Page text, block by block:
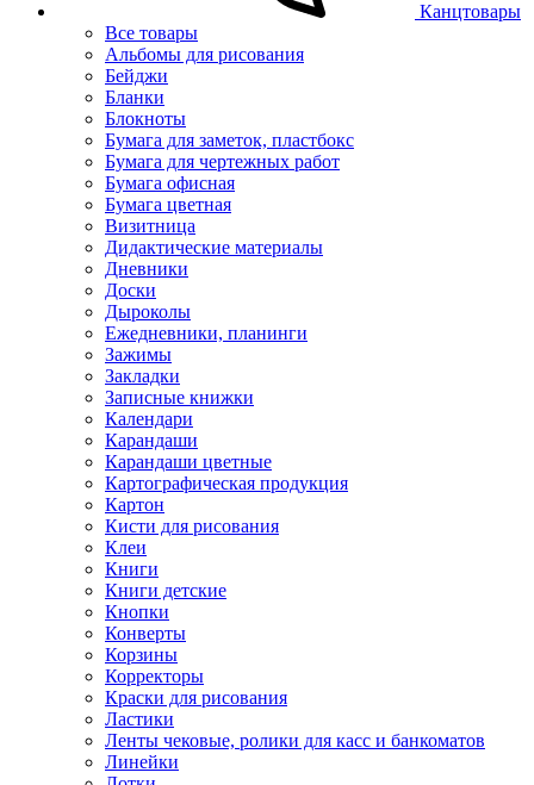
Канцтовары
Все товары
Альбомы для рисования
Бейджи
Бланки
Блокноты
Бумага для заметок, пластбокс
Бумага для чертежных работ
Бумага офисная
Бумага цветная
Визитница
Дидактические материалы
Дневники
Доски
Дыроколы
Ежедневники, планинги
Зажимы
Закладки
Записные книжки
Календари
Карандаши
Карандаши цветные
Картографическая продукция
Картон
Кисти для рисования
Клеи
Книги
Книги детские
Кнопки
Конверты
Корзины
Корректоры
Краски для рисования
Ластики
Ленты чековые, ролики для касс и банкоматов
Линейки